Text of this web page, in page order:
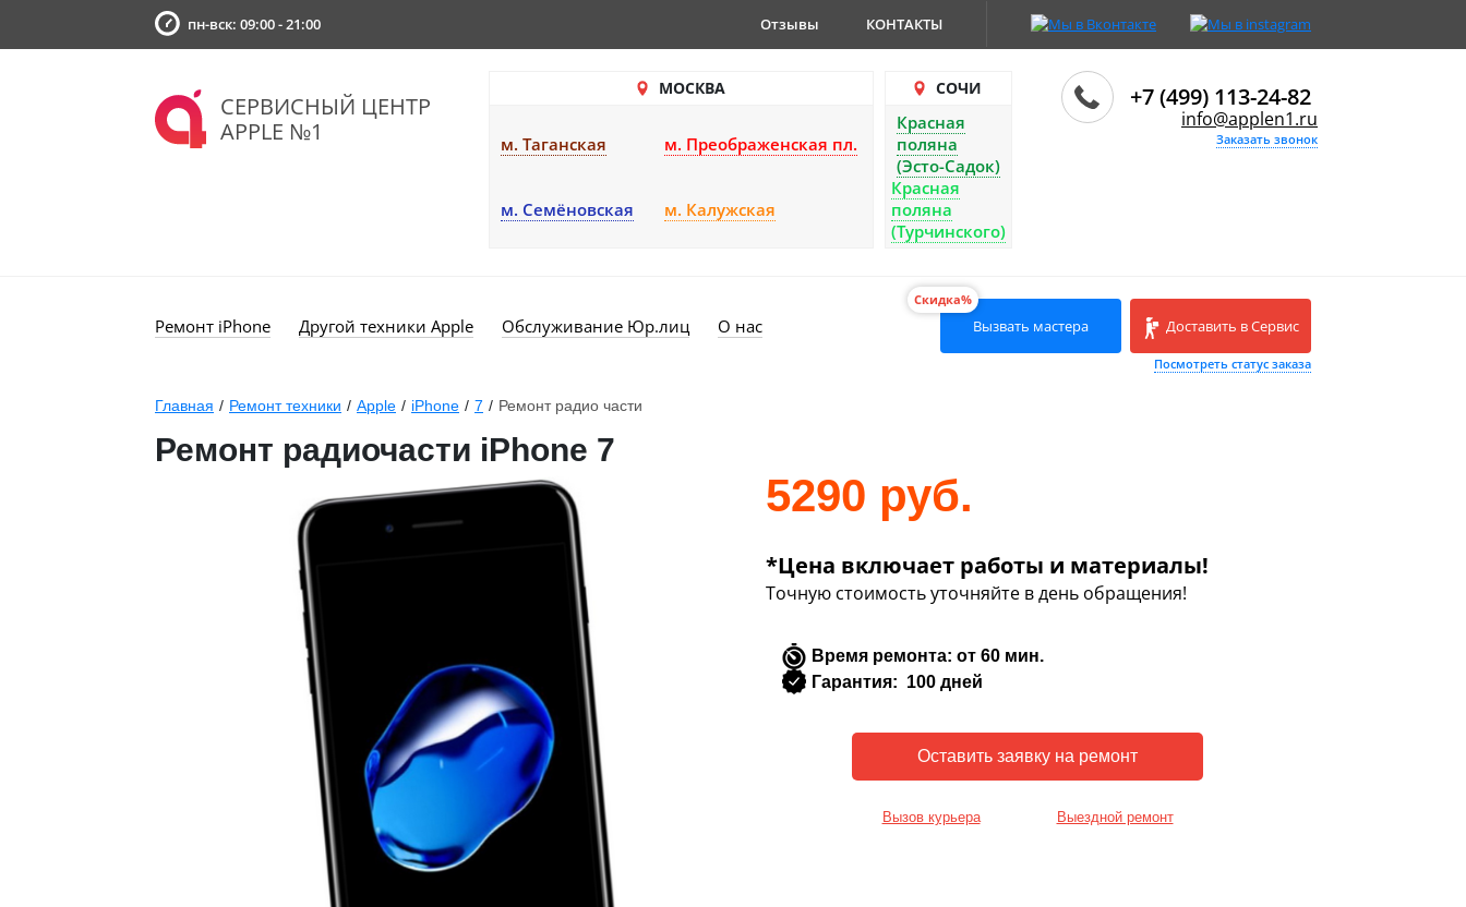
пн-вск: 09:00 - 21:00 Отзывы КОНТАКТЫ
СЕРВИСНЫЙ ЦЕНТР
APPLE №1
МОСКВА
м. Таганская м. Преображенская пл.
м. Семёновская м. Калужская
СОЧИ
Красная
поляна
(Эсто-Садок)
Красная
поляна
(Турчинского)
+7 (499) 113-24-82
info@applen1.ru
Заказать звонок
Ремонт iPhone Другой техники Apple Обслуживание Юр.лиц О нас
Скидка%
Вызвать мастера Доставить в Сервис
Посмотреть статус заказа
Главная / Ремонт техники / Apple / iPhone / 7 / Ремонт радио части
Ремонт радиочасти iPhone 7
5290 руб.
*Цена включает работы и материалы!
Точную стоимость уточняйте в день обращения!
Время ремонта: от 60 мин.
Гарантия: 100 дней
Вызов курьера Выездной ремонт